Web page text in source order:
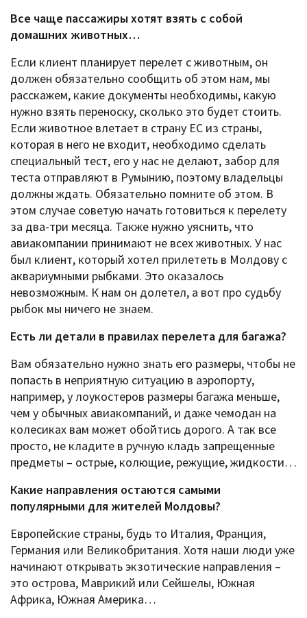
Все чаще пассажиры хотят взять с собой
домашних животных…
Если клиент планирует перелет с животным, он
должен обязательно сообщить об этом нам, мы
расскажем, какие документы необходимы, какую
нужно взять переноску, сколько это будет стоить.
Если животное влетает в страну ЕС из страны,
которая в него не входит, необходимо сделать
специальный тест, его у нас не делают, забор для
теста отправляют в Румынию, поэтому владельцы
должны ждать. Обязательно помните об этом. В
этом случае советую начать готовиться к перелету
за два-три месяца. Также нужно уяснить, что
авиакомпании принимают не всех животных. У нас
был клиент, который хотел прилететь в Молдову с
аквариумными рыбками. Это оказалось
невозможным. К нам он долетел, а вот про судьбу
рыбок мы ничего не знаем.
Есть ли детали в правилах перелета для багажа?
Вам обязательно нужно знать его размеры, чтобы не
попасть в неприятную ситуацию в аэропорту,
например, у лоукостеров размеры багажа меньше,
чем у обычных авиакомпаний, и даже чемодан на
колесиках вам может обойтись дорого. А так все
просто, не кладите в ручную кладь запрещенные
предметы – острые, колющие, режущие, жидкости…
Какие направления остаются самыми
популярными для жителей Молдовы?
Европейские страны, будь то Италия, Франция,
Германия или Великобритания. Хотя наши люди уже
начинают открывать экзотические направления –
это острова, Маврикий или Сейшелы, Южная
Африка, Южная Америка…